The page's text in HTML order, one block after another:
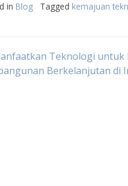
in Blog Tagged kemajuan
Teknologi untuk
Berkelanjutan di